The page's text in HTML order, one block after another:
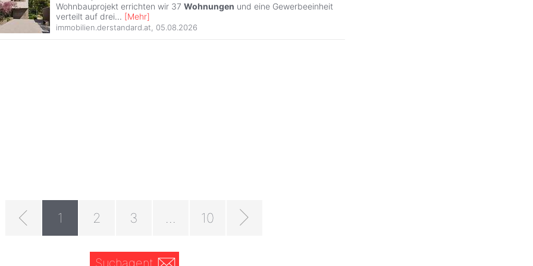
Wohnbauprojekt errichten wir 37 Wohnungen und eine Gewerbeeinheit
verteilt auf drei... [Mehr]
immobilien.derstandard.at, 05.08.2026
1 2 3 10
Suchagent